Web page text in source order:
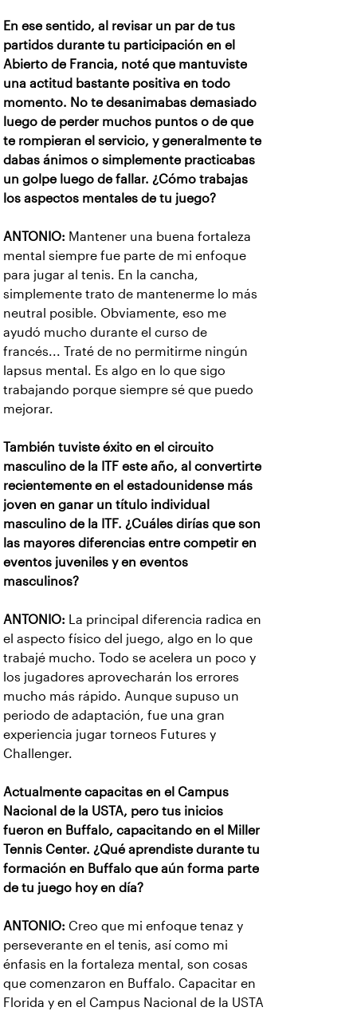
En ese sentido, al revisar un par de tus
partidos durante tu participación en el
Abierto de Francia, noté que mantuviste
una actitud bastante positiva en todo
momento. No te desanimabas demasiado
luego de perder muchos puntos o de que
te rompieran el servicio, y generalmente te
dabas ánimos o simplemente practicabas
un golpe luego de fallar. ¿Cómo trabajas
los aspectos mentales de tu juego?
ANTONIO: Mantener una buena fortaleza
mental siempre fue parte de mi enfoque
para jugar al tenis. En la cancha,
simplemente trato de mantenerme lo más
neutral posible. Obviamente, eso me
ayudó mucho durante el curso de
francés... Traté de no permitirme ningún
lapsus mental. Es algo en lo que sigo
trabajando porque siempre sé que puedo
mejorar.
También tuviste éxito en el circuito
masculino de la ITF este año, al convertirte
recientemente en el estadounidense más
joven en ganar un título individual
masculino de la ITF. ¿Cuáles dirías que son
las mayores diferencias entre competir en
eventos juveniles y en eventos
masculinos?
ANTONIO: La principal diferencia radica en
el aspecto físico del juego, algo en lo que
trabajé mucho. Todo se acelera un poco y
los jugadores aprovecharán los errores
mucho más rápido. Aunque supuso un
periodo de adaptación, fue una gran
experiencia jugar torneos Futures y
Challenger.
Actualmente capacitas en el Campus
Nacional de la USTA, pero tus inicios
fueron en Buffalo, capacitando en el Miller
Tennis Center. ¿Qué aprendiste durante tu
formación en Buffalo que aún forma parte
de tu juego hoy en día?
ANTONIO: Creo que mi enfoque tenaz y
perseverante en el tenis, así como mi
énfasis en la fortaleza mental, son cosas
que comenzaron en Buffalo. Capacitar en
Florida y en el Campus Nacional de la USTA